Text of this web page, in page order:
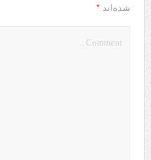
شده‌اند *